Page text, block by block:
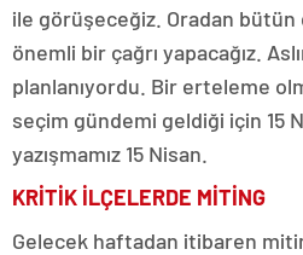
ile görüşeceğiz. Oradan bütün
önemli bir çağrı yapacağız.
planlanıyordu. Bir erteleme
seçim gündemi geldiği için 15
yazışmamız 15 Nisan.
KRİTİK İLÇELERDE MİTİNG
Gelecek haftadan itibaren